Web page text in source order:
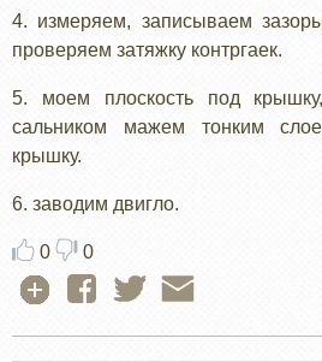
4. измеряем, записываем
проверяем затяжку контргаек.
5. моем плоскость под
сальником мажем тонким
крышку.
6. заводим двигло.
0 0